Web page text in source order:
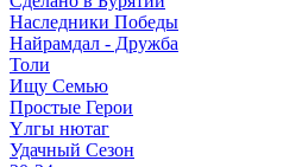
Наследники Победы
Найрамдал - Дружба
Толи
Ищу Cемью
Простые Герои
Үлгы нютаг
Удачный Сезон